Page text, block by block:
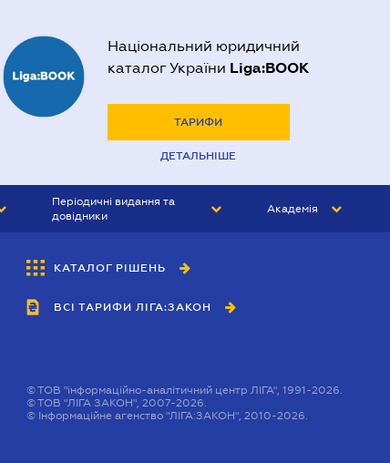
Національний юридичний
каталог України Liga:BOOK
ТАРИФИ
ДЕТАЛЬНІШЕ
Періодичні видання та
довідники
БУХГАЛТЕР&ЗАКОН
ВІСНИК МСФЗ
Академія
КАТАЛОГ РІШЕНЬ
ВСІ ТАРИФИ ЛІГА:ЗАКОН
©ТОВ "інформаційно-аналітичний центр ЛІГА", 1991-2026.
©ТОВ "ЛІГА ЗАКОН", 2007-2026.
© Інформаційне агенство "ЛІГА:ЗАКОН", 2010-2026.